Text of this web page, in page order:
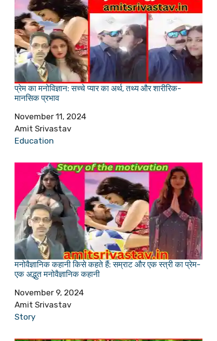
प्रेम का मनोविज्ञान: सच्चे प्यार का अर्थ, तथ्य और शारीरिक-
मानसिक प्रभाव
Date
November 11, 2024
Author
Amit Srivastav
In relation to
Education
मनोवैज्ञानिक कहानी किसे कहते हैं: सम्राट और एक स्त्री का प्रेम-
एक अद्भुत मनोवैज्ञानिक कहानी
Date
November 9, 2024
Author
Amit Srivastav
In relation to
Story